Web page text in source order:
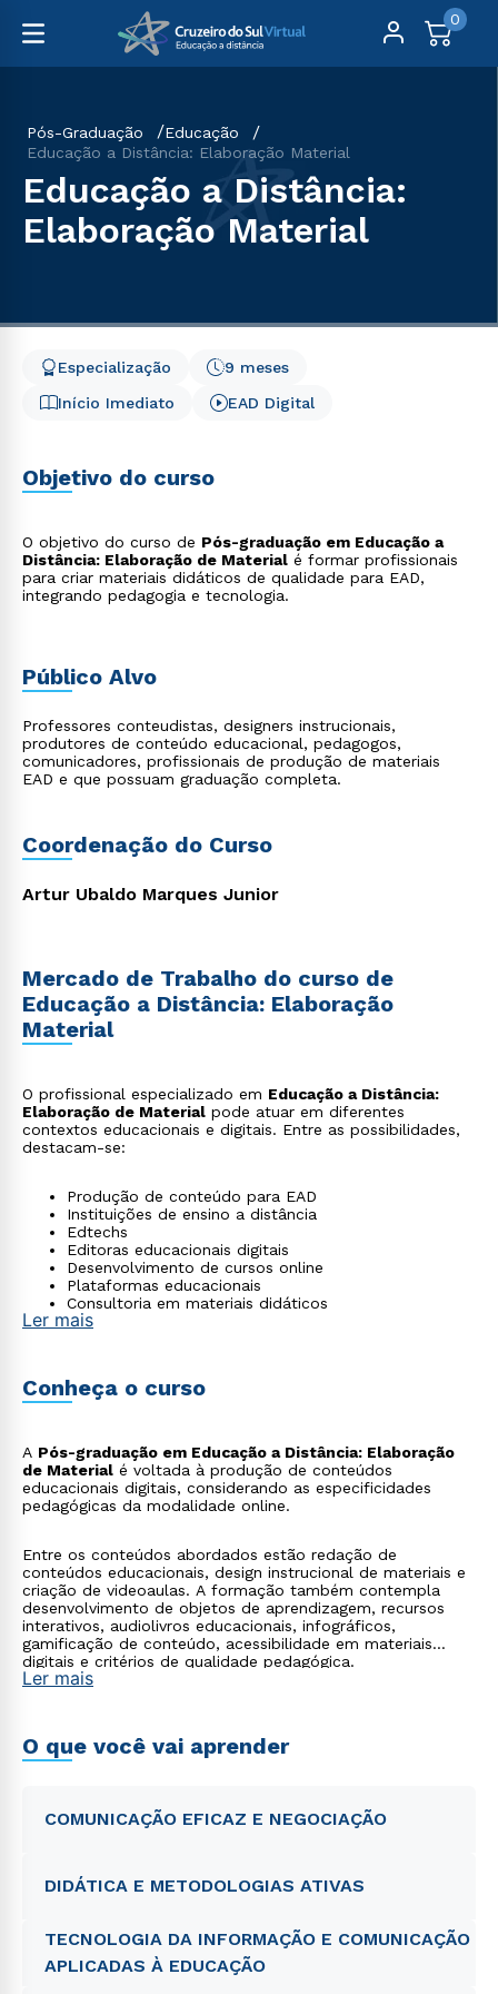
0
Pós-Graduação
Educação
Educação a Distância: Elaboração Material
Educação a Distância:
Elaboração Material
Início Imediato
9 meses
Especialização
EAD Digital
Objetivo do curso
O objetivo do curso de Pós-graduação em Educação a
Distância: Elaboração de Material é formar profissionais
para criar materiais didáticos de qualidade para EAD,
integrando pedagogia e tecnologia.
Público Alvo
Professores conteudistas, designers instrucionais,
produtores de conteúdo educacional, pedagogos,
comunicadores, profissionais de produção de materiais
EAD e que possuam graduação completa.
Coordenação do Curso
Artur Ubaldo Marques Junior
Mercado de Trabalho do curso de
Educação a Distância: Elaboração
Material
O profissional especializado em Educação a Distância:
Elaboração de Material pode atuar em diferentes
contextos educacionais e digitais. Entre as possibilidades,
destacam-se:
Produção de conteúdo para EAD
Instituições de ensino a distância
Edtechs
Editoras educacionais digitais
Desenvolvimento de cursos online
Plataformas educacionais
Consultoria em materiais didáticos
Ler mais
Conheça o curso
A Pós-graduação em Educação a Distância: Elaboração
de Material é voltada à produção de conteúdos
educacionais digitais, considerando as especificidades
pedagógicas da modalidade online.
Entre os conteúdos abordados estão redação de
conteúdos educacionais, design instrucional de materiais e
criação de videoaulas. A formação também contempla
desenvolvimento de objetos de aprendizagem, recursos
interativos, audiolivros educacionais, infográficos,
gamificação de conteúdo, acessibilidade em materiais
digitais e critérios de qualidade pedagógica.
Ler mais
O que você vai aprender
COMUNICAÇÃO EFICAZ E NEGOCIAÇÃO
DIDÁTICA E METODOLOGIAS ATIVAS
TECNOLOGIA DA INFORMAÇÃO E COMUNICAÇÃO
APLICADAS À EDUCAÇÃO